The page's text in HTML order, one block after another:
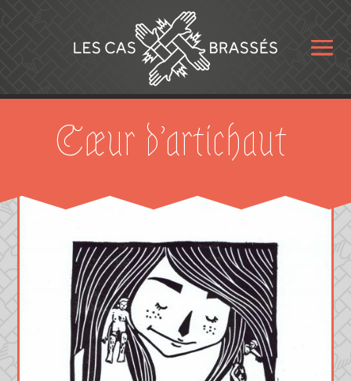
Cœur d’artichaut